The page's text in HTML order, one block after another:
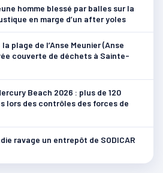
homme blessé par balles sur la
en marge d’un after yoles
plage de l’Anse Meunier (Anse
couverte de déchets à Sainte-
Beach 2026 : plus de 120
lors des contrôles des forces de
ravage un entrepôt de SODICAR